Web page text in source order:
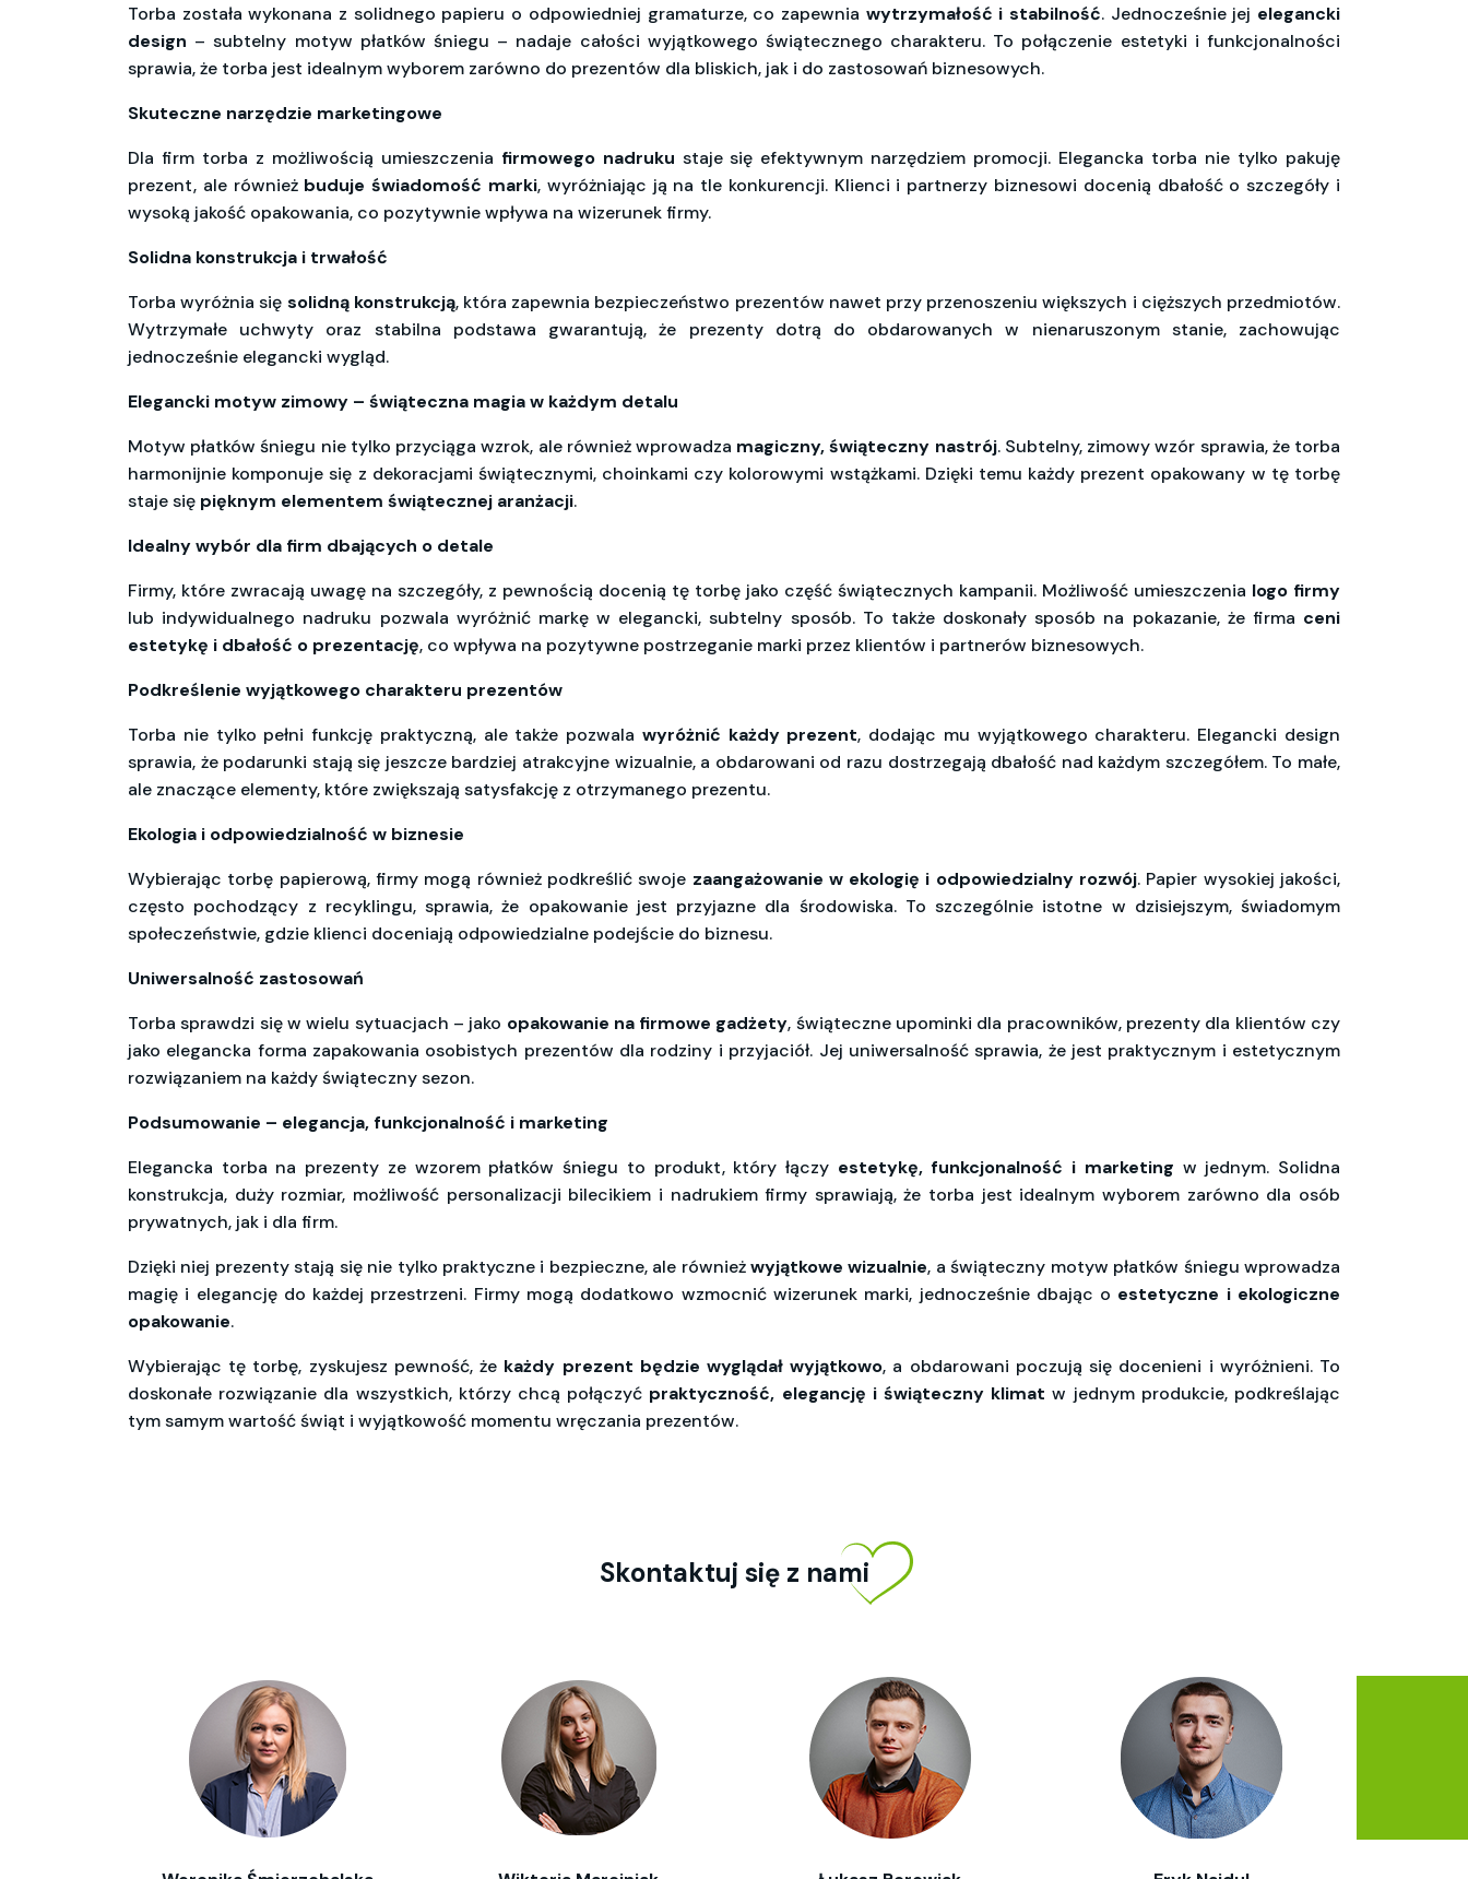
Torba została wykonana z solidnego papieru o odpowiedniej gramaturze, co zapewnia wytrzymałość i stabilność. Jednocześnie jej elegancki
design – subtelny motyw płatków śniegu – nadaje całości wyjątkowego świątecznego charakteru. To połączenie estetyki i funkcjonalności
sprawia, że torba jest idealnym wyborem zarówno do prezentów dla bliskich, jak i do zastosowań biznesowych.
Skuteczne narzędzie marketingowe
Dla firm torba z możliwością umieszczenia firmowego nadruku staje się efektywnym narzędziem promocji. Elegancka torba nie tylko pakuję
prezent, ale również buduje świadomość marki, wyróżniając ją na tle konkurencji. Klienci i partnerzy biznesowi docenią dbałość o szczegóły i
wysoką jakość opakowania, co pozytywnie wpływa na wizerunek firmy.
Solidna konstrukcja i trwałość
Torba wyróżnia się solidną konstrukcją, która zapewnia bezpieczeństwo prezentów nawet przy przenoszeniu większych i cięższych przedmiotów.
Wytrzymałe uchwyty oraz stabilna podstawa gwarantują, że prezenty dotrą do obdarowanych w nienaruszonym stanie, zachowując
jednocześnie elegancki wygląd.
Elegancki motyw zimowy – świąteczna magia w każdym detalu
Motyw płatków śniegu nie tylko przyciąga wzrok, ale również wprowadza magiczny, świąteczny nastrój. Subtelny, zimowy wzór sprawia, że torba
harmonijnie komponuje się z dekoracjami świątecznymi, choinkami czy kolorowymi wstążkami. Dzięki temu każdy prezent opakowany w tę torbę
staje się pięknym elementem świątecznej aranżacji.
Idealny wybór dla firm dbających o detale
Firmy, które zwracają uwagę na szczegóły, z pewnością docenią tę torbę jako część świątecznych kampanii. Możliwość umieszczenia logo firmy
lub indywidualnego nadruku pozwala wyróżnić markę w elegancki, subtelny sposób. To także doskonały sposób na pokazanie, że firma ceni
estetykę i dbałość o prezentację, co wpływa na pozytywne postrzeganie marki przez klientów i partnerów biznesowych.
Podkreślenie wyjątkowego charakteru prezentów
Torba nie tylko pełni funkcję praktyczną, ale także pozwala wyróżnić każdy prezent, dodając mu wyjątkowego charakteru. Elegancki design
sprawia, że podarunki stają się jeszcze bardziej atrakcyjne wizualnie, a obdarowani od razu dostrzegają dbałość nad każdym szczegółem. To małe,
ale znaczące elementy, które zwiększają satysfakcję z otrzymanego prezentu.
Ekologia i odpowiedzialność w biznesie
Wybierając torbę papierową, firmy mogą również podkreślić swoje zaangażowanie w ekologię i odpowiedzialny rozwój. Papier wysokiej jakości,
często pochodzący z recyklingu, sprawia, że opakowanie jest przyjazne dla środowiska. To szczególnie istotne w dzisiejszym, świadomym
społeczeństwie, gdzie klienci doceniają odpowiedzialne podejście do biznesu.
Uniwersalność zastosowań
Torba sprawdzi się w wielu sytuacjach – jako opakowanie na firmowe gadżety, świąteczne upominki dla pracowników, prezenty dla klientów czy
jako elegancka forma zapakowania osobistych prezentów dla rodziny i przyjaciół. Jej uniwersalność sprawia, że jest praktycznym i estetycznym
rozwiązaniem na każdy świąteczny sezon.
Podsumowanie – elegancja, funkcjonalność i marketing
Elegancka torba na prezenty ze wzorem płatków śniegu to produkt, który łączy estetykę, funkcjonalność i marketing w jednym. Solidna
konstrukcja, duży rozmiar, możliwość personalizacji bilecikiem i nadrukiem firmy sprawiają, że torba jest idealnym wyborem zarówno dla osób
prywatnych, jak i dla firm.
Dzięki niej prezenty stają się nie tylko praktyczne i bezpieczne, ale równieżwyjątkowe wizualnie, a świąteczny motyw płatków śniegu wprowadza
magię i elegancję do każdej przestrzeni. Firmy mogą dodatkowo wzmocnić wizerunek marki, jednocześnie dbając o estetyczne i ekologiczne
opakowanie.
Wybierając tę torbę, zyskujesz pewność, że każdy prezent będzie wyglądał wyjątkowo, a obdarowani poczują się docenieni i wyróżnieni. To
doskonałe rozwiązanie dla wszystkich, którzy chcą połączyć praktyczność, elegancję i świąteczny klimat w jednym produkcie, podkreślając
tym samym wartość świąt i wyjątkowość momentu wręczania prezentów.
Skontaktuj się z nami